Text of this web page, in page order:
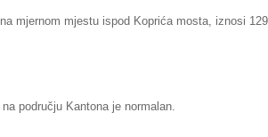
mjernom mjestu ispod Koprića mosta, iznosi
području Kantona je normalan.